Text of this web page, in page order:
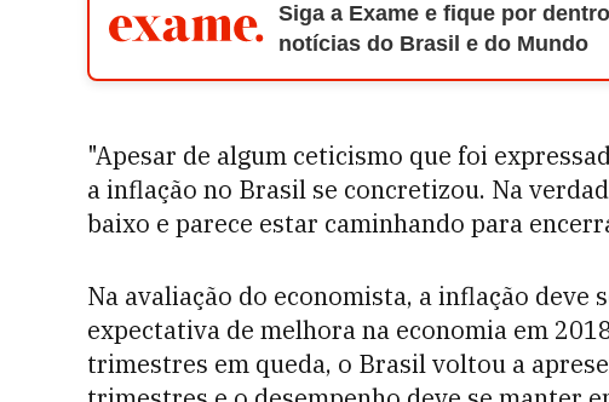
Siga a Exame e fique por
notícias do Brasil e do Mundo
"Apesar de algum ceticismo que foi
a inflação no Brasil se concretizou. Na
baixo e parece estar caminhando para
Na avaliação do economista, a inflação deve
expectativa de melhora na economia em
trimestres em queda, o Brasil voltou a